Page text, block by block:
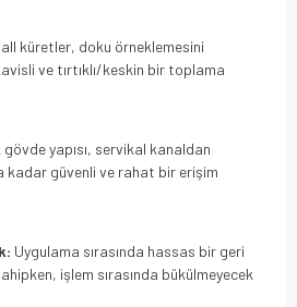
küretler, doku örneklemesini
ve tırtıklı/keskin bir toplama
gövde yapısı, servikal kanaldan
kadar güvenli ve rahat bir erişim
Uygulama sırasında hassas bir geri
işlem sırasında bükülmeyecek